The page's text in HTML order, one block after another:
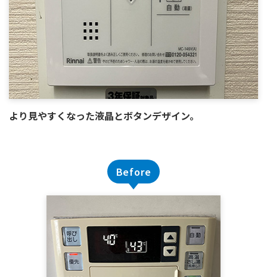
より見やすくなった液晶とボタンデザイン。
Before